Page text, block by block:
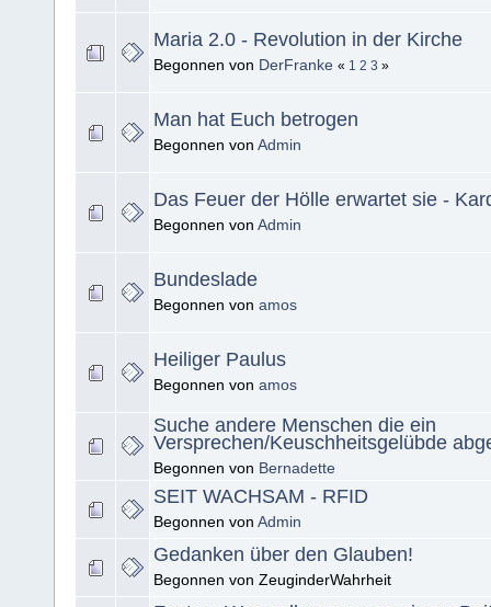
Maria 2.0 - Revolution in der Kirche
Begonnen von DerFranke « 1 2 3 »
Man hat Euch betrogen
Begonnen von Admin
Das Feuer der Hölle erwartet sie -
Begonnen von Admin
Bundeslade
Begonnen von amos
Heiliger Paulus
Begonnen von amos
Suche andere Menschen die ein
Versprechen/Keuschheitsgelübde
Begonnen von Bernadette
SEIT WACHSAM - RFID
Begonnen von Admin
Gedanken über den Glauben!
Begonnen von ZeuginderWahrheit